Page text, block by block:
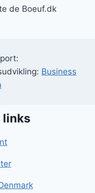
de Boeuf.dk
Business
links